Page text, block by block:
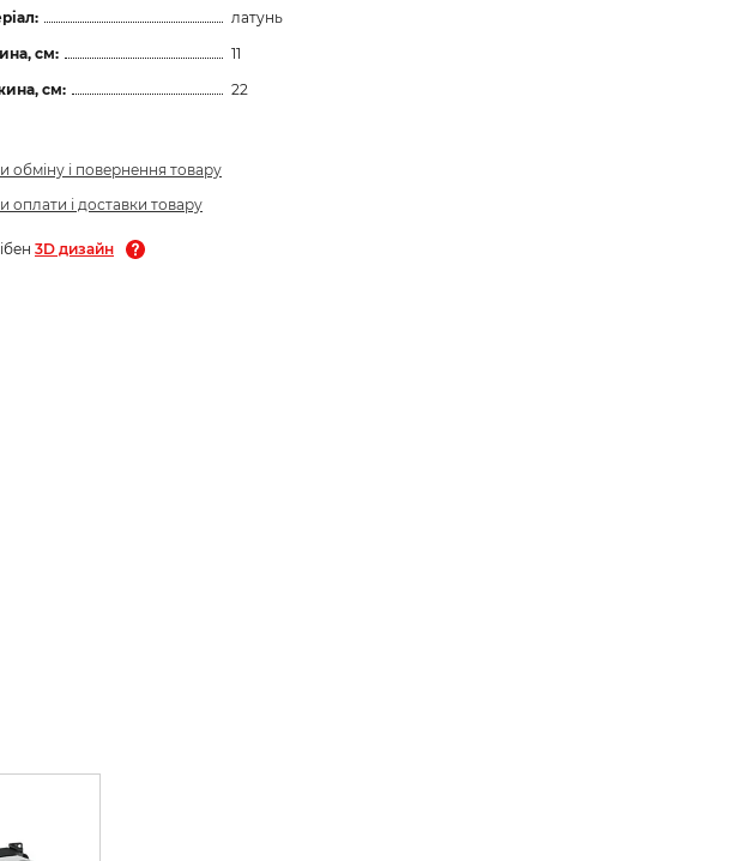
латунь
см:
11
см:
22
обміну і повернення товару
оплати і доставки товару
3D дизайн